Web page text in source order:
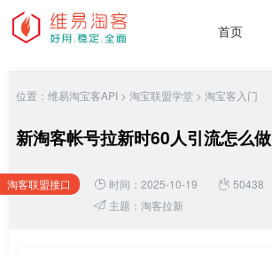
首页
位置： 维易淘宝客API > 淘宝联盟学堂 > 淘宝客入门
新淘客帐号拉新时60人引流怎么做
淘客联盟接口
时间：2025-10-19
50438
主题： 淘客拉新